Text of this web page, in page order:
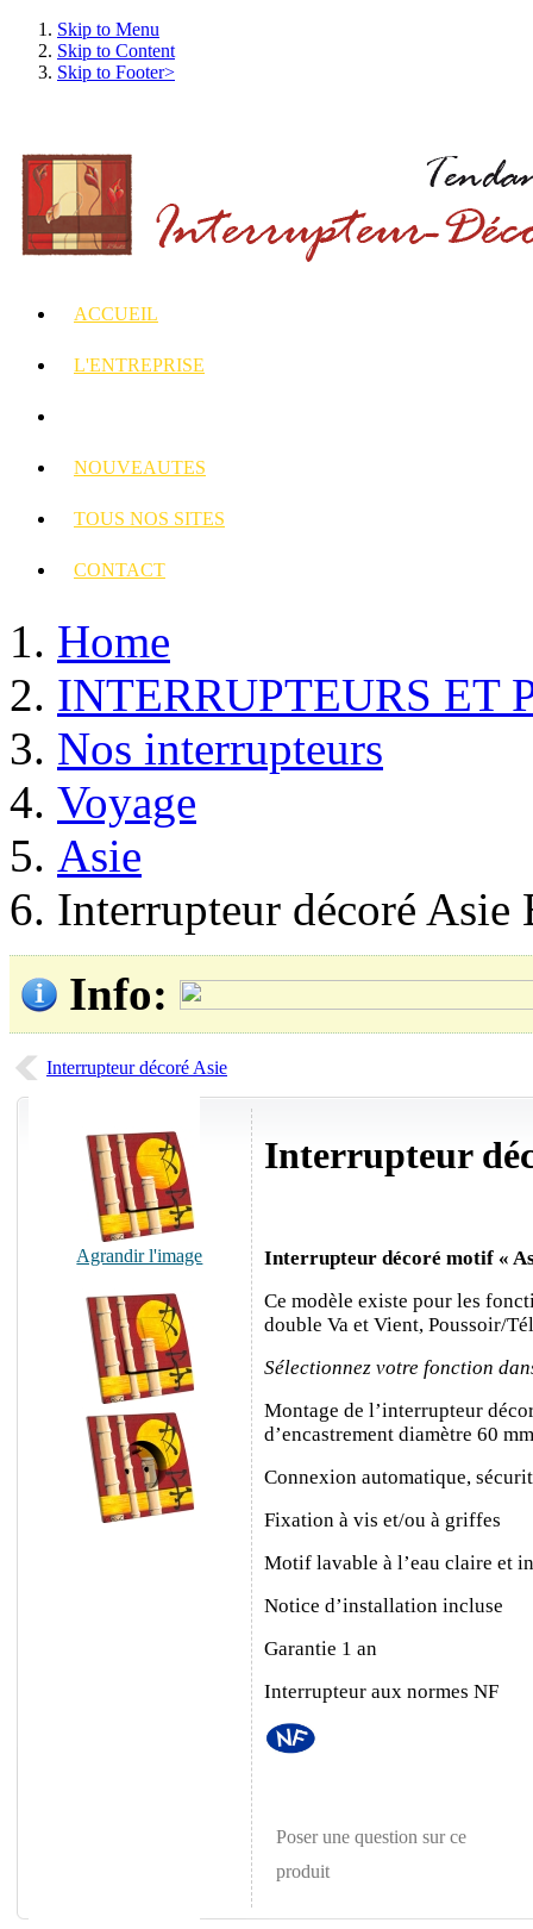
Skip to Menu
Skip to Content
Skip to Footer>
ACCUEIL
L'ENTREPRISE
NOUVEAUTES
TOUS NOS SITES
CONTACT
Home
INTERRUPTEURS ET
Nos interrupteurs
Voyage
Asie
Interrupteur décoré Asie
Info:
Interrupteur décoré Asie
Agrandir l'image
Interrupteur
Interrupteur décoré motif«
Ce modèle existe pour les
double Va et Vient, Poussoir/
Sélectionnez votre fonction
Montage de l’interrupteur
d’encastrement diamètre 60 mm
Connexion automatique,
Fixation à vis et/ou à griffes
Motif lavable à l’eau claire et
Notice d’installation incluse
Garantie 1 an
Interrupteur aux normes NF
Poser une question sur ce
produit